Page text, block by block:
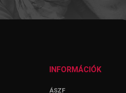
INFORMÁCIÓK
ÁSZF